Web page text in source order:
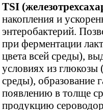
TSI
накопления и
энтеробактерий.
при ферментации
цвета всей среды),
условиях из глюкозы
среды), образование
появлению в толще
продукцию